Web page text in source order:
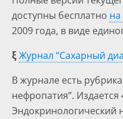
доступны бесплатно на
2009 года, в виде
ξЖурнал “Сахарный
В журнале есть
нефропатия”.
Эндокринологический